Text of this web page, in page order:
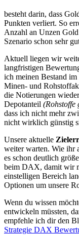
besteht darin, dass
Punkten verliert. So
Anzahl an Unzen
Szenario schon sehr
Aktuell liegen wir
langfristigen
ich meinen Bestand
Minen- und
die Notierungen
Depotanteil (Rohstoffe
dass ich nicht mehr
nicht wirklich günstig
Unsere aktuelle
weiter warten. Wie ihr
es schon deutlich
beim DAX, damit wir
einstelligen Bereich
Optionen um unsere
Wenn du wissen
entwickeln müssten,
empfehle ich dir den
Strategie DAX